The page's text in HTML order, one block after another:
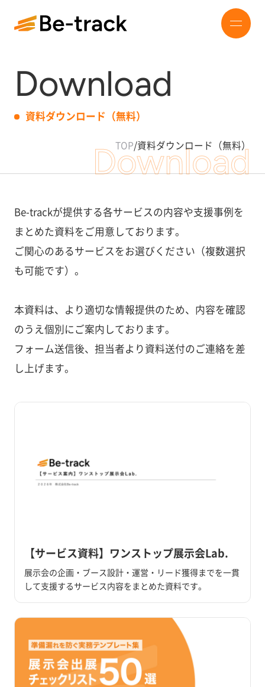
Download
資料ダウンロード（無料）
TOP/資料ダウンロード（無料）
Download
Be-trackが提供する各サービスの内容や支援事例を
まとめた資料をご用意しております。
ご関心のあるサービスをお選びください（複数選択
も可能です）。
本資料は、より適切な情報提供のため、内容を確認
のうえ個別にご案内しております。
フォーム送信後、担当者より資料送付のご連絡を差
し上げます。
【サービス資料】ワンストップ展示会Lab.
展示会の企画・ブース設計・運営・リード獲得までを一貫
して支援するサービス内容をまとめた資料です。